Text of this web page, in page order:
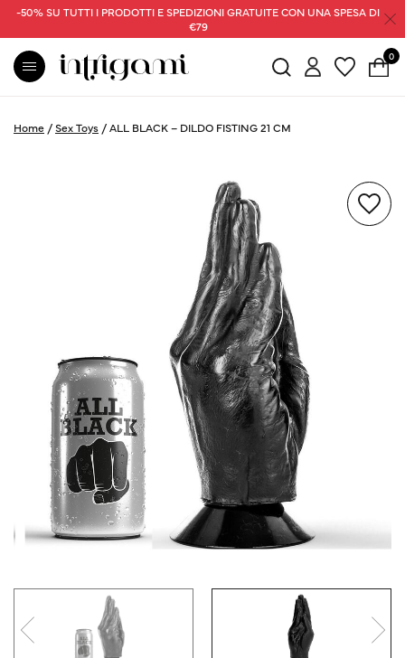
-50% SU TUTTI I PRODOTTI E SPEDIZIONI GRATUITE CON UNA SPESA DI
€79
0
Home /Sex Toys /ALL BLACK – DILDO FISTING 21 CM